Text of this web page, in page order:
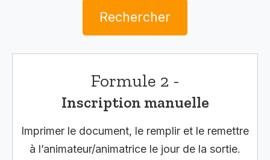
Rechercher
Formule 2 -
Inscription manuelle
Imprimer le document, le remplir et le remettre
à l’animateur/animatrice le jour de la sortie.